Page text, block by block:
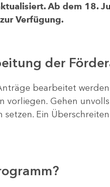
Ab dem 18.
Verfügung.
der
bearbeitet
Gehen
Ein